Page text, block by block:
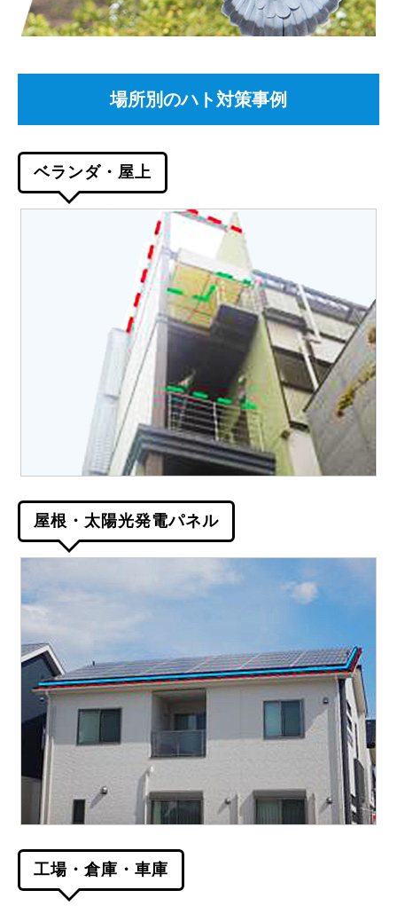
場所別のハト対策事例
ベランダ・屋上
屋根・太陽光発電パネル
工場・倉庫・車庫